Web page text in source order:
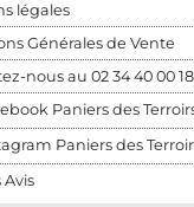
légales
Générales de Vente
nous au 02 34 40 00 18
Paniers des
Paniers des
Avis